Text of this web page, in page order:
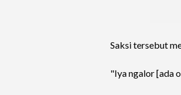
Saksi tersebut
"Iya ngalor [ada